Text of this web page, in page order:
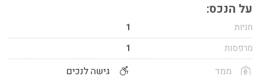
על הנכס:
חניות
1
מרפסות
1
ממד
גישה לנכים